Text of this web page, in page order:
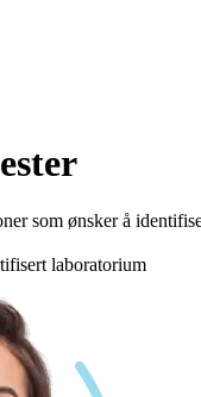
som ønsker å
laboratorium